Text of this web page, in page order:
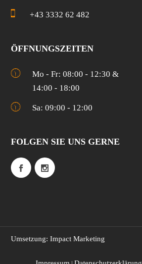
+43 3332 62 482
ÖFFNUNGSZEITEN
Mo - Fr: 08:00 - 12:30 &
14:00 - 18:00
Sa: 09:00 - 12:00
FOLGEN SIE UNS GERNE
Umsetzung: Impact Marketing